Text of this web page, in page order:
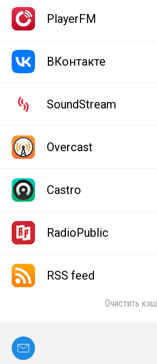
PlayerFM
ВКонтакте
SoundStream
Overcast
Castro
RadioPublic
RSS feed
Очистить кэш